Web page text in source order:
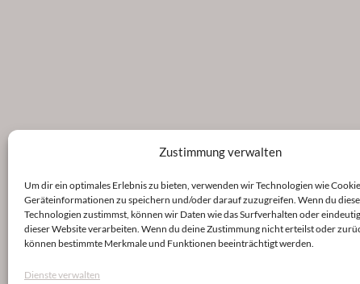
Zustimmung verwalten
Um dir ein optimales Erlebnis zu bieten, verwenden wir Technologien wie
Geräteinformationen zu speichern und/oder darauf zuzugreifen. Wenn du
Technologien zustimmst, können wir Daten wie das Surfverhalten oder
dieser Website verarbeiten. Wenn du deine Zustimmung nicht erteilst oder
können bestimmte Merkmale und Funktionen beeinträchtigt werden.
Dienste verwalten